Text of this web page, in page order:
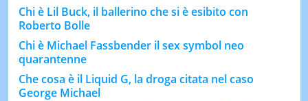
Chi è Lil Buck, il ballerino che si è esibito con
Roberto Bolle
Chi è Michael Fassbender il sex symbol neo
quarantenne
Che cosa è il Liquid G, la droga citata nel caso
George Michael